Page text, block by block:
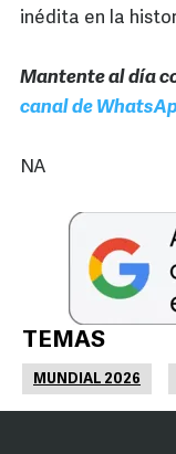
inédita en la
Mantente al día
canal de
NA
TEMAS
MUNDIAL 2026